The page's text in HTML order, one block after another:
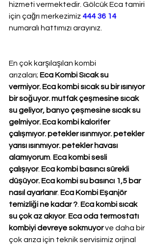
hizmeti vermektedir. Gölcük Eca tamiri
için çağrı merkezimiz 444 36 14
numaralı hattımızı arayınız.
En çok karşılaşılan kombi
arızaları; Eca Kombi Sıcak su
vermiyor. Eca kombi sıcak su bir ısınıyor
bir soğuyor. mutfak çeşmesine sıcak
su geliyor, banyo çeşmesine sıcak su
gelmiyor. Eca kombi kalorifer
çalışmıyor. petekler ısınmıyor. petekler
yarısı ısınmıyor. petekler havası
alamıyorum Eca kombi sesli
çalışıyor. Eca kombi basıncı sürekli
düşüyor. Eca kombi su basıncı 1,5 bar
nasıl ayarlanır. Eca Kombi Eşanjör
temizliği ne kadar ? Eca kombi sıcak
su çok az akıyor. Eca oda termostatı
kombiyi devreye sokmuyor ve daha bir
çok arıza için teknik servisimiz orjinal